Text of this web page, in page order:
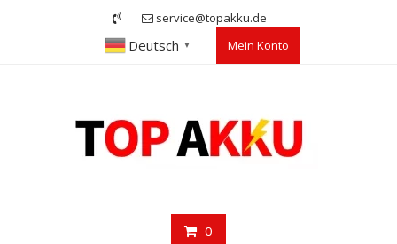
service@topakku.de
Deutsch ▼ Mein Konto
0